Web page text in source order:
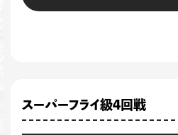
スーパーフライ級4回戦